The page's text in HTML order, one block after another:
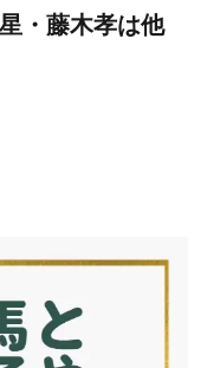
・藤木孝は他